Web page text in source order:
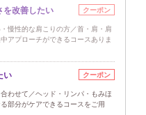
を改善したい クーポン
慢性的な肩こりの方／首・肩・肩
アプローチができるコースありま
い クーポン
わせて／ヘッド・リンパ・もみほ
部分がケアできるコースをご用